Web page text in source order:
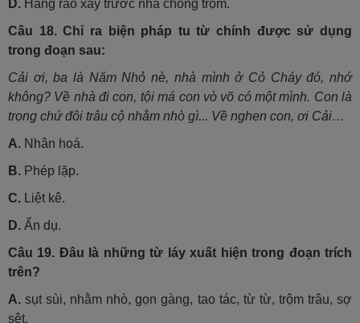
D. Hàng rào xây trước nhà chống trộm.
Câu 18.Chỉ ra biện pháp tu từ chính được sử dụng
trong đoạn sau:
Cải ơi, ba là Năm Nhỏ nè, nhà mình ở Cỏ Cháy đó, nhớ
không? Về nhà đi con, tội má con vò võ có một mình. Con là
trọng chứ đôi trâu cộ nhằm nhò gì... Về nghen con, ơi Cải…
A. Nhân hoá.
B. Phép lặp.
C.
Liệt kê.
D. Ẩn dụ.
Câu 19. Đâu là những từ láy xuất hiện trong đoạn trích
trên?
A.sụt sùi, nhằm nhò, gọn gàng, tao tác, từ từ, trộm trâu, sợ
sệt.